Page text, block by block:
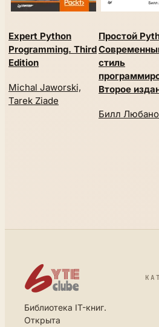
Expert Python
Programming. Third
Edition
Michal Jaworski,
Tarek Ziade
Простой
стиль
Второе
Билл
Библиотека IT-книг.
Открыта